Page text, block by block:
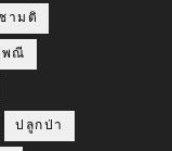
ามติ
พณี
ปลูกป่า